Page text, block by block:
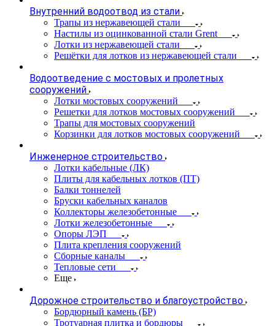
Внутренний водоотвод из стали
Трапы из нержавеющей стали
Настилы из оцинкованной стали Grent
Лотки из нержавеющей стали
Решётки для лотков из нержавеющей стали
Водоотведение с мостовых и пролетных
сооружений
Лотки мостовых сооружений
Решетки для лотков мостовых сооружений
Трапы для мостовых сооружений
Корзинки для лотков мостовых сооружений
Инженерное строительство
Лотки кабельные (ЛК)
Плиты для кабельных лотков (ПТ)
Балки тоннелей
Бруски кабельных каналов
Коллекторы железобетонные
Лотки железобетонные
Опоры ЛЭП
Плита крепления сооружений
Сборные каналы
Тепловые сети
Еще
Дорожное строительство и благоустройство
Бордюрный камень (БР)
Тротуарная плитка и бордюры